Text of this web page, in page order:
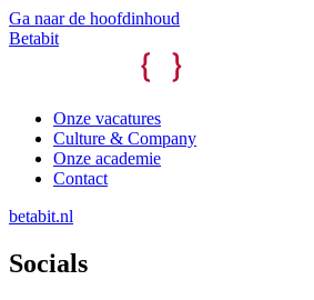
Ga naar de hoofdinhoud
Betabit
Onze vacatures
Culture & Company
Onze academie
Contact
betabit.nl
Socials